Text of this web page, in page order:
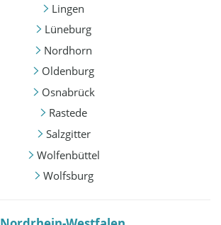
Lingen
Lüneburg
Nordhorn
Oldenburg
Osnabrück
Rastede
Salzgitter
Wolfenbüttel
Wolfsburg